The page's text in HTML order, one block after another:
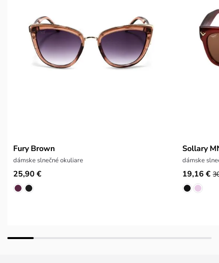
Fury Brown
dámske slnečné okuliare
25,90 €
Sollary
dámske
19,16 €